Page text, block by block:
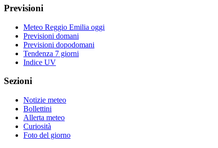
Previsioni
Meteo Reggio Emilia oggi
Previsioni domani
Previsioni dopodomani
Tendenza 7 giorni
Indice UV
Sezioni
Notizie meteo
Bollettini
Allerta meteo
Curiosità
Foto del giorno